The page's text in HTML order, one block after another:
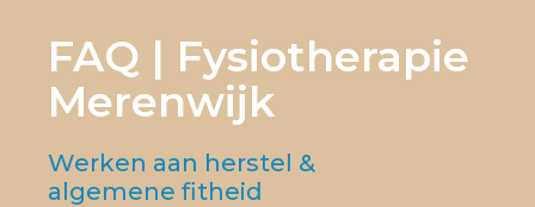
FAQ | Fysiotherapie
Merenwijk
Werken aan herstel &
algemene fitheid